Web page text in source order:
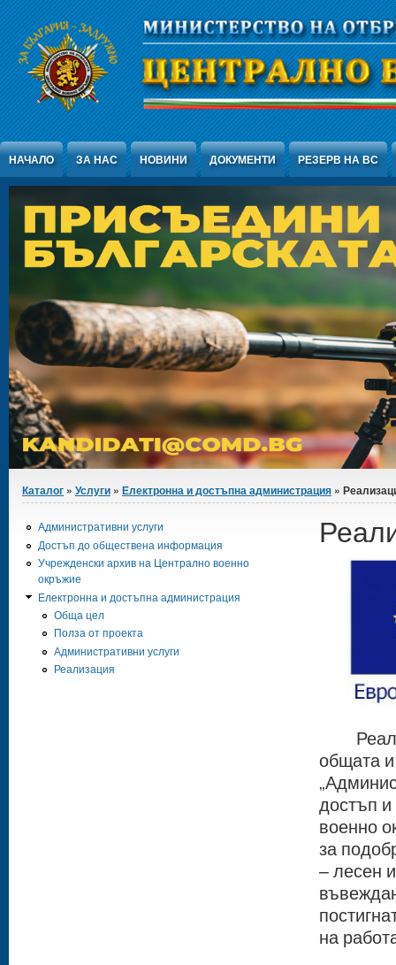
Jump to Content
НАЧАЛО ЗА НАС НОВИНИ ДОКУМЕНТИ РЕЗЕРВ НА ВС
Вие сте тук
Каталог » Услуги » Електронна и достъпна администрация »
общата
достъп
военно
за
– лесен
на
Административни услуги
Достъп до обществена информация
Учрежденски архив на Централно военно
окръжие
Електронна и достъпна администрация
Обща цел
Полза от проекта
Административни услуги
Реализация